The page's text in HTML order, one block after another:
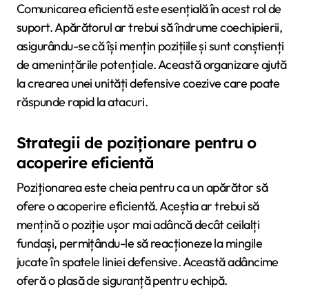
Comunicarea eficientă este esențială în acest rol de
suport. Apărătorul ar trebui să îndrume coechipierii,
asigurându-se că își mențin pozițiile și sunt conștienți
de amenințările potențiale. Această organizare ajută
la crearea unei unități defensive coezive care poate
răspunde rapid la atacuri.
Strategii de poziționare pentru o
acoperire eficientă
Poziționarea este cheia pentru ca un apărător să
ofere o acoperire eficientă. Aceștia ar trebui să
mențină o poziție ușor mai adâncă decât ceilalți
fundași, permițându-le să reacționeze la mingile
jucate în spatele liniei defensive. Această adâncime
oferă o plasă de siguranță pentru echipă.